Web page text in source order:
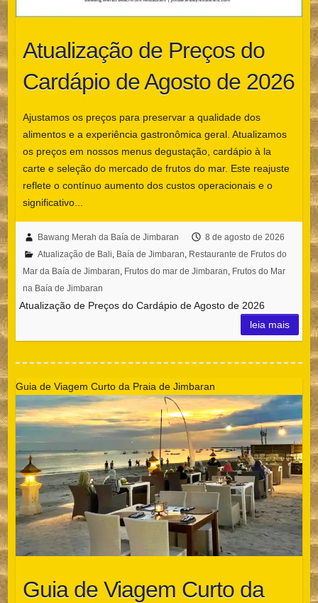
Atualização de Preços do
Cardápio de Agosto de 2026
Ajustamos os preços para preservar a qualidade dos
alimentos e a experiência gastronômica geral. Atualizamos
os preços em nossos menus degustação, cardápio à la
carte e seleção do mercado de frutos do mar. Este reajuste
reflete o contínuo aumento dos custos operacionais e o
significativo...
Bawang Merah da Baía de Jimbaran
8 de agosto de 2026
Atualização de Bali, Baía de Jimbaran, Restaurante de Frutos do
Mar da Baía de Jimbaran, Frutos do mar de Jimbaran, Frutos do Mar
na Baía de Jimbaran
Atualização de Preços do Cardápio de Agosto de 2026
leia mais
Guia de Viagem Curto da Praia de Jimbaran
Guia de Viagem Curto da